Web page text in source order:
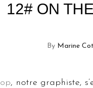
12# ON
By Marine
, notre graphiste,